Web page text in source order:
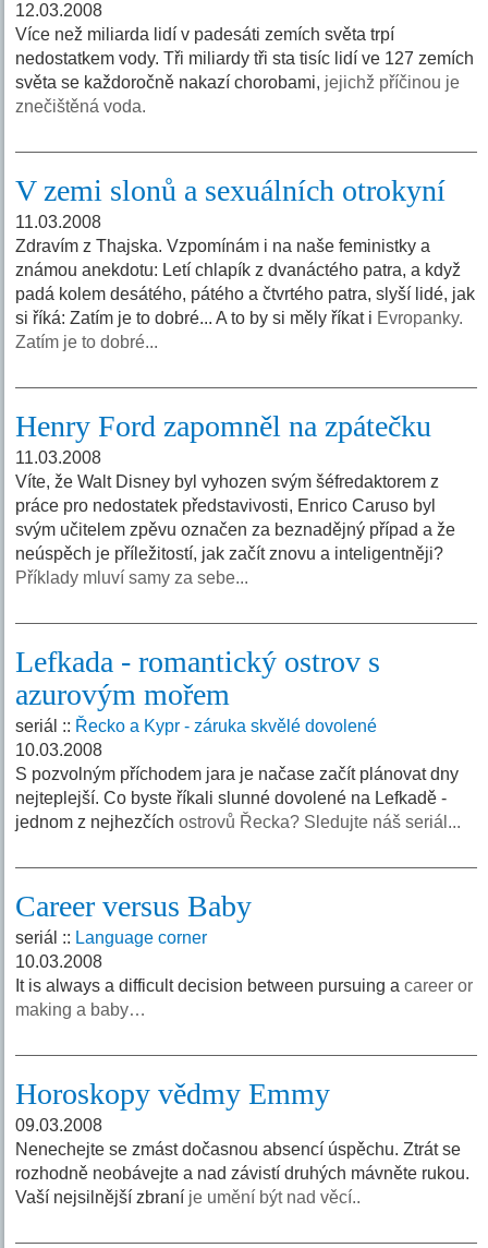
12.03.2008
Více než miliarda lidí v padesáti zemích světa trpí
nedostatkem vody. Tři miliardy tři sta tisíc lidí ve 127 zemích
světa se každoročně nakazí chorobami, jejichž příčinou je
znečištěná voda.
V zemi slonů a sexuálních otrokyní
11.03.2008
Zdravím z Thajska. Vzpomínám i na naše feministky a
známou anekdotu: Letí chlapík z dvanáctého patra, a když
padá kolem desátého, pátého a čtvrtého patra, slyší lidé, jak
si říká: Zatím je to dobré... A to by si měly říkat i Evropanky.
Zatím je to dobré...
Henry Ford zapomněl na zpátečku
11.03.2008
Víte, že Walt Disney byl vyhozen svým šéfredaktorem z
práce pro nedostatek představivosti, Enrico Caruso byl
svým učitelem zpěvu označen za beznadějný případ a že
neúspěch je příležitostí, jak začít znovu a inteligentněji?
Příklady mluví samy za sebe...
Lefkada - romantický ostrov s
azurovým mořem
seriál :: Řecko a Kypr - záruka skvělé dovolené
10.03.2008
S pozvolným příchodem jara je načase začít plánovat dny
nejteplejší. Co byste říkali slunné dovolené na Lefkadě -
jednom z nejhezčíchostrovů Řecka? Sledujte náš seriál...
Career versus Baby
seriál :: Language corner
10.03.2008
It is always a difficult decision between pursuing acareer or
making a baby…
Horoskopy vědmy Emmy
09.03.2008
Nenechejte se zmást dočasnou absencí úspěchu. Ztrát se
rozhodně neobávejte a nad závistí druhých mávněte rukou.
Vaší nejsilnější zbraní je umění být nad věcí..